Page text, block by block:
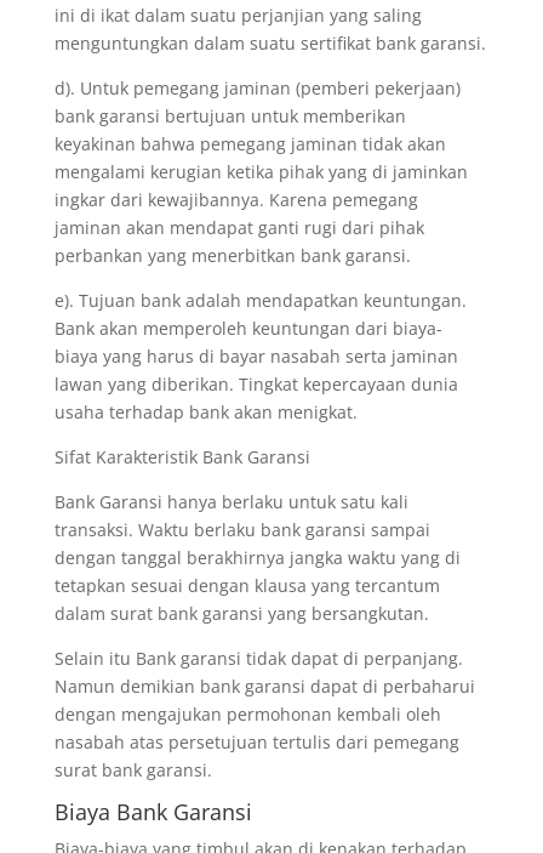
ini di ikat dalam suatu perjanjian yang saling
menguntungkan dalam suatu sertifikat bank garansi.
d). Untuk pemegang jaminan (pemberi pekerjaan)
bank garansi bertujuan untuk memberikan
keyakinan bahwa pemegang jaminan tidak akan
mengalami kerugian ketika pihak yang di jaminkan
ingkar dari kewajibannya. Karena pemegang
jaminan akan mendapat ganti rugi dari pihak
perbankan yang menerbitkan bank garansi.
e). Tujuan bank adalah mendapatkan keuntungan.
Bank akan memperoleh keuntungan dari biaya-
biaya yang harus di bayar nasabah serta jaminan
lawan yang diberikan. Tingkat kepercayaan dunia
usaha terhadap bank akan menigkat.
Sifat Karakteristik Bank Garansi
Bank Garansi hanya berlaku untuk satu kali
transaksi. Waktu berlaku bank garansi sampai
dengan tanggal berakhirnya jangka waktu yang di
tetapkan sesuai dengan klausa yang tercantum
dalam surat bank garansi yang bersangkutan.
Selain itu Bank garansi tidak dapat di perpanjang.
Namun demikian bank garansi dapat di perbaharui
dengan mengajukan permohonan kembali oleh
nasabah atas persetujuan tertulis dari pemegang
surat bank garansi.
Biaya Bank Garansi